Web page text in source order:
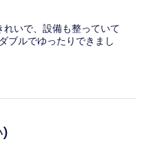
いで、設備も整っていて
ブルでゆったりできまし
)